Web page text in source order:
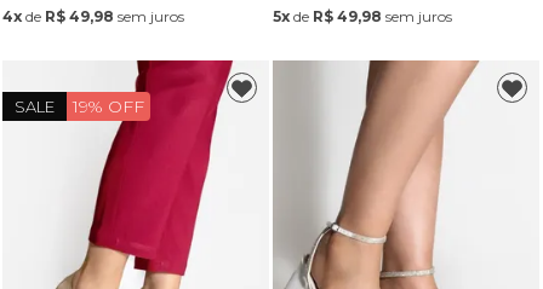
4xde R$ 49,98 sem juros 5x de R$ 49,98 sem juros
SALE 19% OFF